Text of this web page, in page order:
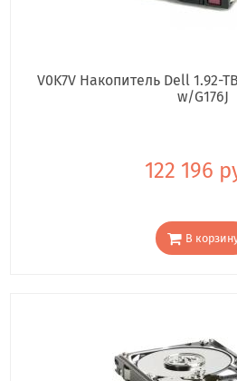
V0K7V Накопитель Dell 1.92-
w/G176J
122 196
В